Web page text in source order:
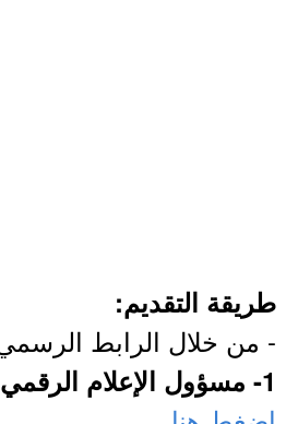
طريقة التقديم:
- من خلال الرابط الرسمي
1- مسؤول الإعلام الرقمي: